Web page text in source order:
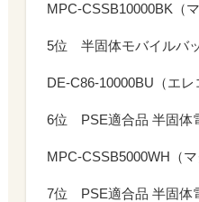
MPC-CSSB10000BK（マ
5位 半固体モバイルバ
DE-C86-10000BU（エレ
6位 PSE適合品 半固体
MPC-CSSB5000WH（マ
7位 PSE適合品 半固体